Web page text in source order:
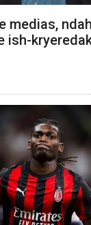
medias,
ish-